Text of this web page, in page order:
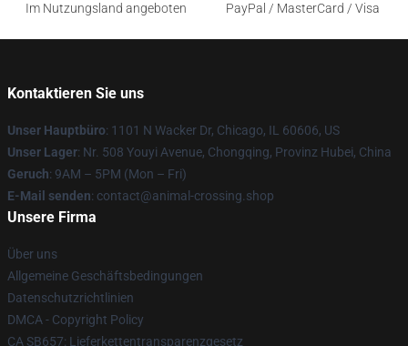
Im Nutzungsland angeboten
PayPal / MasterCard / Visa
Kontaktieren Sie uns
Unser Hauptbüro: 1101 N Wacker Dr, Chicago, IL 60606, US
Unser Lager: Nr. 508 Youyi Avenue, Chongqing, Provinz Hubei, China
Geruch: 9AM – 5PM (Mon – Fri)
E-Mail senden: contact@animal-crossing.shop
Unsere Firma
Über uns
Allgemeine Geschäftsbedingungen
Datenschutzrichtlinien
DMCA - Copyright Policy
CA SB657: Lieferkettentransparenzgesetz